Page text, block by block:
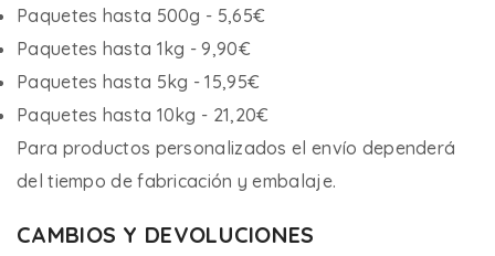
Paquetes hasta 500g - 5,65€
Paquetes hasta 1kg - 9,90€
Paquetes hasta 5kg - 15,95€
Paquetes hasta 10kg - 21,20€
Para productos personalizados el envío dependerá
del tiempo de fabricación y embalaje.
CAMBIOS Y DEVOLUCIONES